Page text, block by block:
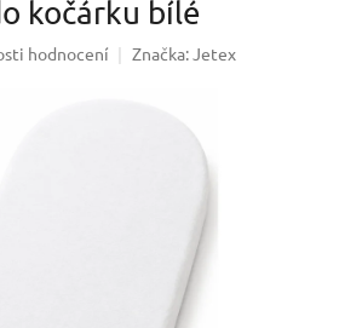
kočárku bílé
hodnocení Značka:Jetex